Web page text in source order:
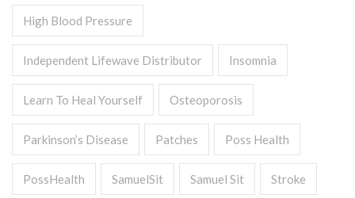
High Blood Pressure
Independent Lifewave Distributor Insomnia
Learn To Heal Yourself Osteoporosis
Parkinson’s Disease Patches Poss Health
PossHealth SamuelSit Samuel Sit Stroke